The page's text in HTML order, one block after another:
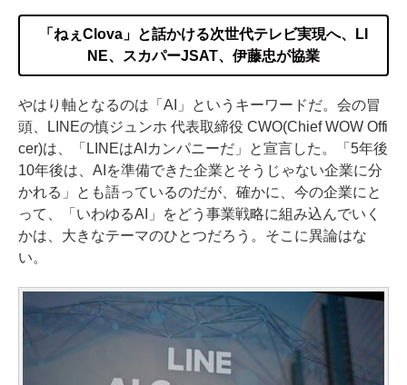
「ねぇClova」と話かける次世代テレビ実現へ、LI
NE、スカパーJSAT、伊藤忠が協業
やはり軸となるのは「AI」というキーワードだ。会の冒
頭、LINEの慎ジュンホ 代表取締役 CWO(Chief WOW Offi
cer)は、「LINEはAIカンパニーだ」と宣言した。「5年後
10年後は、AIを準備できた企業とそうじゃない企業に分
かれる」とも語っているのだが、確かに、今の企業にと
って、「いわゆるAI」をどう事業戦略に組み込んでいく
かは、大きなテーマのひとつだろう。そこに異論はな
い。